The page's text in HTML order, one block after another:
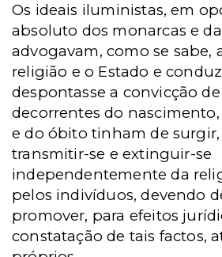
Os ideais iluministas, em
absoluto dos monarcas e
advogavam, como se sabe,
religião e o Estado e
despontasse a convicção
decorrentes do
e do óbito tinham de
transmitir-se e extinguir-se
independentemente da
pelos indivíduos, devendo
promover, para efeitos
constatação de tais factos,